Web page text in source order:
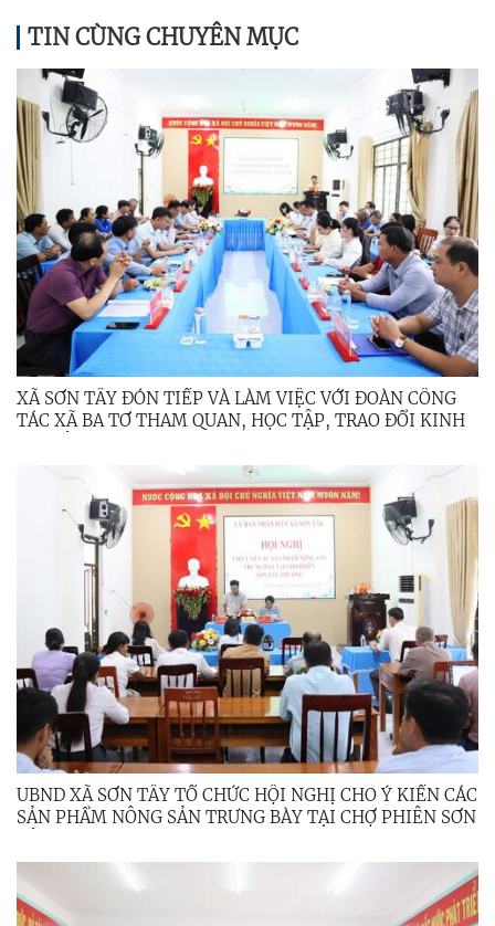
TIN CÙNG CHUYÊN MỤC
XÃ SƠN TÂY ĐÓN TIẾP VÀ LÀM VIỆC VỚI ĐOÀN CÔNG
TÁC XÃ BA TƠ THAM QUAN, HỌC TẬP, TRAO ĐỔI KINH
UBND XÃ SƠN TÂY TỔ CHỨC HỘI NGHỊ CHO Ý KIẾN CÁC
SẢN PHẨM NÔNG SẢN TRƯNG BÀY TẠI CHỢ PHIÊN SƠN